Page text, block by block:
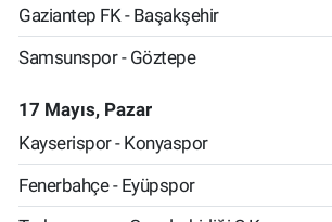
Gaziantep FK - Başakşehir
Samsunspor - Göztepe
17 Mayıs, Pazar
Kayserispor - Konyaspor
Fenerbahçe - Eyüpspor